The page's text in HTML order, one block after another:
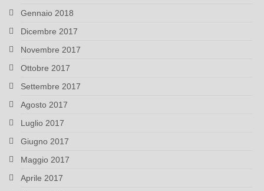
Gennaio 2018
Dicembre 2017
Novembre 2017
Ottobre 2017
Settembre 2017
Agosto 2017
Luglio 2017
Giugno 2017
Maggio 2017
Aprile 2017